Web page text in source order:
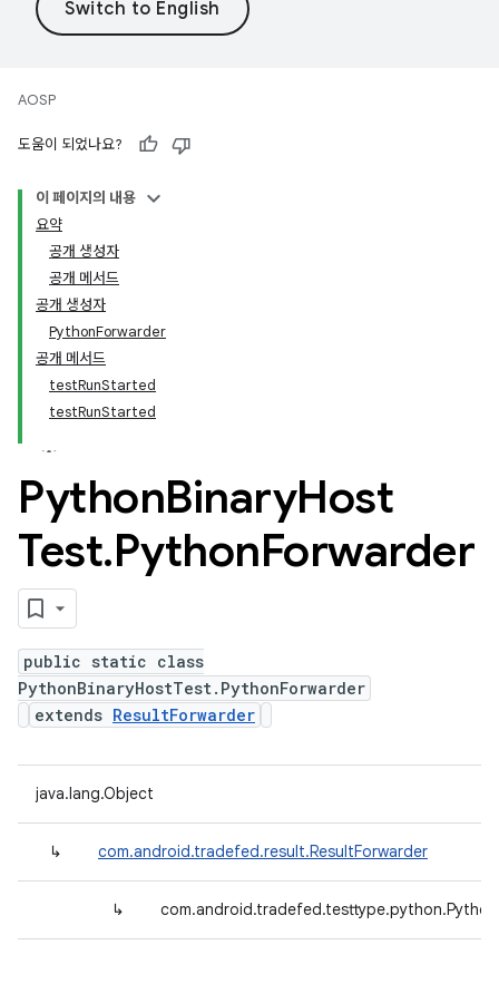
AOSP
도움이 되었나요?
이 페이지의 내용
요약
공개 생성자
공개 메서드
공개 생성자
PythonForwarder
공개 메서드
testRunStarted
testRunStarted
PythonBinaryHost
Test.PythonForwarder
public static class
PythonBinaryHostTest.PythonForwarder
extends ResultForwarder
java.lang.Object
↳ com.android.tradefed.result.ResultForwarder
↳